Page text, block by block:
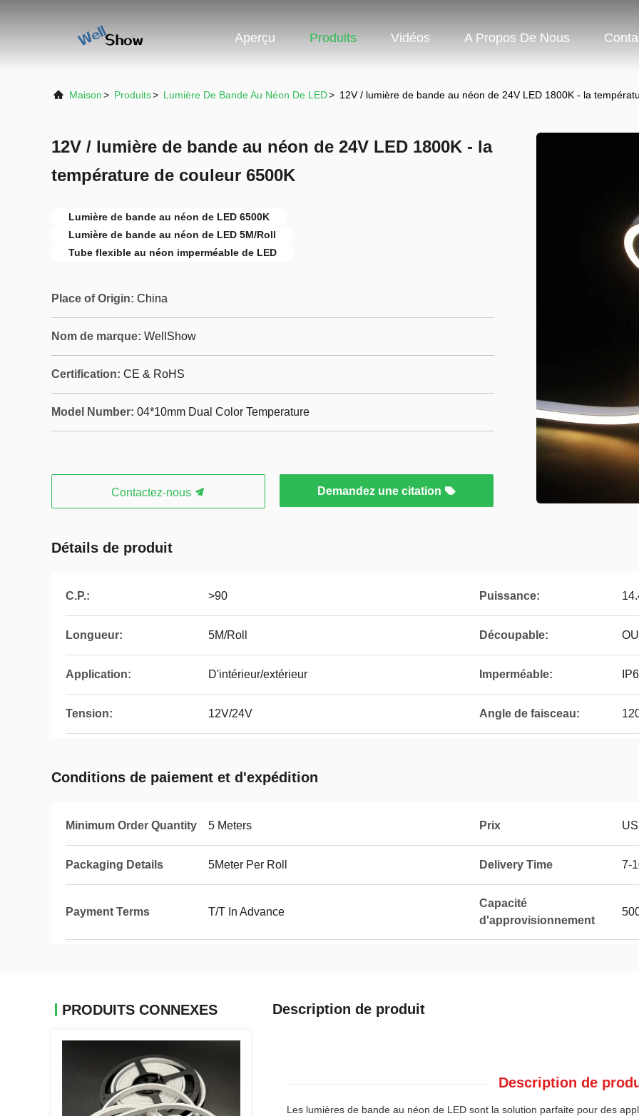
Aperçu Produits Vidéos A Propos De Nous
Maison> Produits> Lumière De Bande Au Néon De LED> 12V / lumière de bande au néon de 24V LED 1800K - la
12V / lumière de bande au néon de 24V LED 1800K - la
température de couleur 6500K
Lumière de bande au néon de LED 6500K
Lumière de bande au néon de LED 5M/Roll
Tube flexible au néon imperméable de LED
Place of Origin: China
Nom de marque: WellShow
Certification: CE & RoHS
Model Number: 04*10mm Dual Color Temperature
Contactez-nous Demandez une citation
Détails de produit
C.P.: >90 Puissance:
Longueur: 5M/Roll Découpable:
Application: D'intérieur/extérieur Imperméable:
Tension: 12V/24V Angle de faisceau:
Conditions de paiement et d'expédition
Minimum Order Quantity 5 Meters Prix
Packaging Details 5Meter Per Roll Delivery Time 7-
Payment Terms T/T In Advance
Capacité
d'approvisionnement
PRODUITS CONNEXES Description de produit
Description de
Les lumières de bande au néon de LED sont la solution parfaite pour des